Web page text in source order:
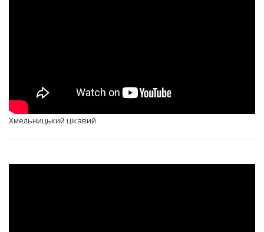
Хмельницький цікавий